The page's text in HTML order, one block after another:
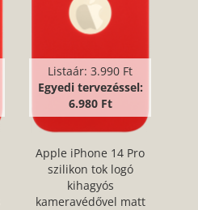
Listaár:3.990 Ft
Egyedi tervezéssel:
6.980 Ft
Apple iPhone 14 Pro
szilikon tok logó
kihagyós
kameravédővel matt